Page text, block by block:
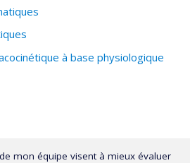
à base physiologique
mon équipe visent à mieux évaluer